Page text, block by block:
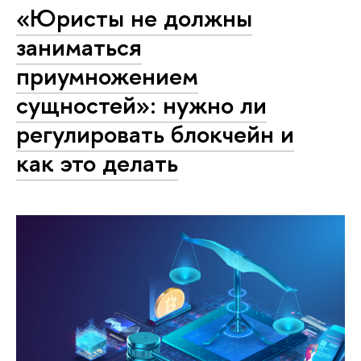
«Юристы не должны
заниматься
приумножением
сущностей»: нужно ли
регулировать блокчейн и
как это делать